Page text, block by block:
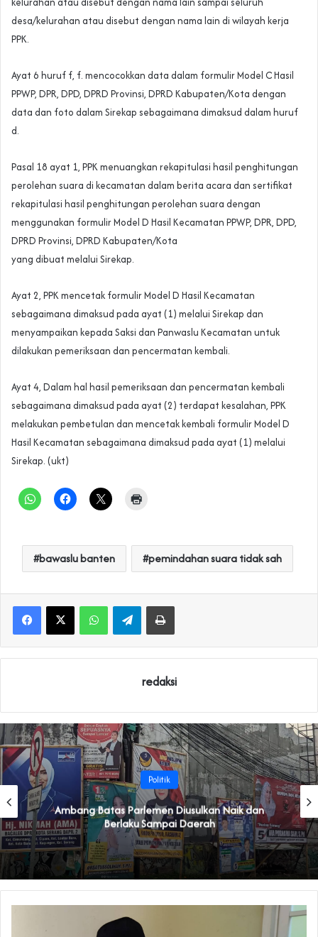
desa/kelurahan atau disebut dengan nama lain di wilayah kerja
PPK.
Ayat 6 huruf f, f. mencocokkan data dalam formulir Model C Hasil
PPWP, DPR, DPD, DPRD Provinsi, DPRD Kabupaten/Kota dengan
data dan foto dalam Sirekap sebagaimana dimaksud dalam huruf
d.
Pasal 18 ayat 1, PPK menuangkan rekapitulasi hasil penghitungan
perolehan suara di kecamatan dalam berita acara dan sertifikat
rekapitulasi hasil penghitungan perolehan suara dengan
menggunakan formulir Model D Hasil Kecamatan PPWP, DPR, DPD,
DPRD Provinsi, DPRD Kabupaten/Kota
yang dibuat melalui Sirekap.
Ayat 2, PPK mencetak formulir Model D Hasil Kecamatan
sebagaimana dimaksud pada ayat (1) melalui Sirekap dan
menyampaikan kepada Saksi dan Panwaslu Kecamatan untuk
dilakukan pemeriksaan dan pencermatan kembali.
Ayat 4, Dalam hal hasil pemeriksaan dan pencermatan kembali
sebagaimana dimaksud pada ayat (2) terdapat kesalahan, PPK
melakukan pembetulan dan mencetak kembali formulir Model D
Hasil Kecamatan sebagaimana dimaksud pada ayat (1) melalui
Sirekap. (ukt)
bawaslu banten pemindahan suara tidak sah
WhatsAppTelegramPrint
redaksi
Politik
Ambang Batas Parlemen Diusulkan Naik dan
Berlaku Sampai Daerah